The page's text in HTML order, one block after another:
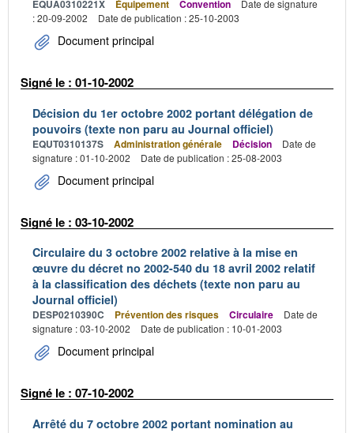
EQUA0310221X Équipement Convention
Date de signature
: 20-09-2002
Date de publication : 25-10-2003
Document principal
Signé le : 01-10-2002
Décision du 1er octobre 2002 portant délégation de
pouvoirs (texte non paru au Journal officiel)
EQUT0310137S Administration générale Décision
Date de
signature : 01-10-2002
Date de publication : 25-08-2003
Document principal
Signé le : 03-10-2002
Circulaire du 3 octobre 2002 relative à la mise en
œuvre du décret no 2002-540 du 18 avril 2002 relatif
à la classification des déchets (texte non paru au
Journal officiel)
DESP0210390C Prévention des risques Circulaire
Date de
signature : 03-10-2002
Date de publication : 10-01-2003
Document principal
Signé le : 07-10-2002
Arrêté du 7 octobre 2002 portant nomination au